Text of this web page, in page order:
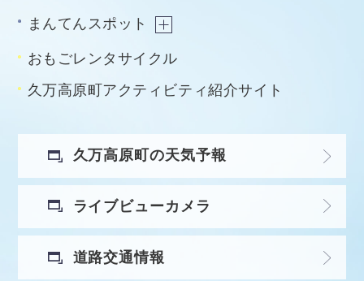
まんてんスポット
おもごレンタサイクル
久万高原町アクティビティ紹介サイト
久万高原町の天気予報
ライブビューカメラ
道路交通情報